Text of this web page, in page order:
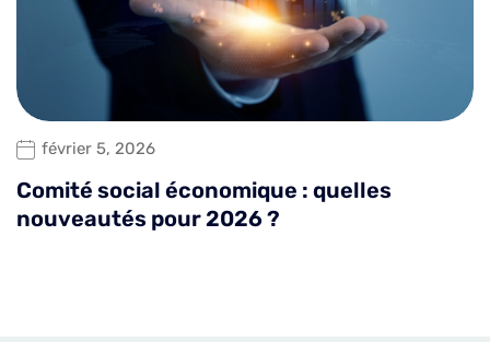
février 5, 2026
Comité social économique : quelles
nouveautés pour 2026 ?